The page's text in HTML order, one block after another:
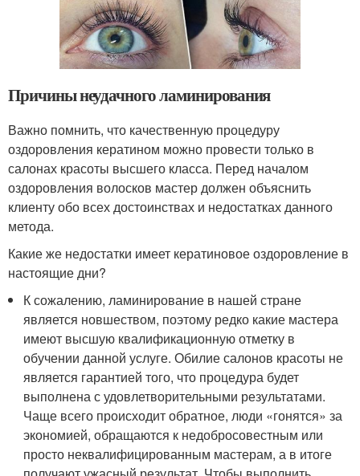
Причины неудачного ламинирования
Важно помнить, что качественную процедуру
оздоровления кератином можно провести только в
салонах красоты высшего класса. Перед началом
оздоровления волосков мастер должен объяснить
клиенту обо всех достоинствах и недостатках данного
метода.
Какие же недостатки имеет кератиновое оздоровление в
настоящие дни?
К сожалению, ламинирование в нашей стране
является новшеством, поэтому редко какие мастера
имеют высшую квалификационную отметку в
обучении данной услуге. Обилие салонов красоты не
является гарантией того, что процедура будет
выполнена с удовлетворительными результатами.
Чаще всего происходит обратное, люди «гонятся» за
экономией, обращаются к недобросовестным или
просто неквалифицированным мастерам, а в итоге